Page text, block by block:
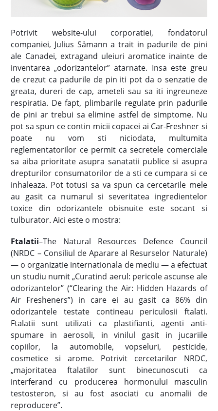
Potrivit website-ului corporatiei, fondatorul
companiei, Julius Sämann a trait in padurile de pini
ale Canadei, extragand uleiuri aromatice inainte de
inventarea „odorizantelor” atarnate. Insa este greu
de crezut ca padurile de pin iti pot da o senzatie de
greata, dureri de cap, ameteli sau sa iti ingreuneze
respiratia. De fapt, plimbarile regulate prin padurile
de pini ar trebui sa elimine astfel de simptome. Nu
pot sa spun ce contin micii copacei ai Car-Freshner si
poate nu vom sti niciodata, multumita
reglementatorilor ce permit ca secretele comerciale
sa aiba prioritate asupra sanatatii publice si asupra
drepturilor consumatorilor de a sti ce cumpara si ce
inhaleaza. Pot totusi sa va spun ca cercetarile mele
au gasit ca numarul si severitatea ingredientelor
toxice din odorizantele obisnuite este socant si
tulburator. Aici este o mostra:
Ftalatii–The Natural Resources Defence Council
(NRDC – Consiliul de Aparare al Resurselor Naturale)
— o organizatie internationala de mediu — a efectuat
un studiu numit „Curatind aerul: pericole ascunse ale
odorizantelor” (“Clearing the Air: Hidden Hazards of
Air Fresheners”) in care ei au gasit ca 86% din
odorizantele testate contineau periculosii ftalati.
Ftalatii sunt utilizati ca plastifianti, agenti anti-
spumare in aerosoli, in vinilul gasit in jucariile
copiilor, la automobile, vopseluri, pesticide,
cosmetice si arome. Potrivit cercetarilor NRDC,
„majoritatea ftalatilor sunt binecunoscuti ca
interferand cu producerea hormonului masculin
testosteron, si au fost asociati cu anomalii de
reproducere”.